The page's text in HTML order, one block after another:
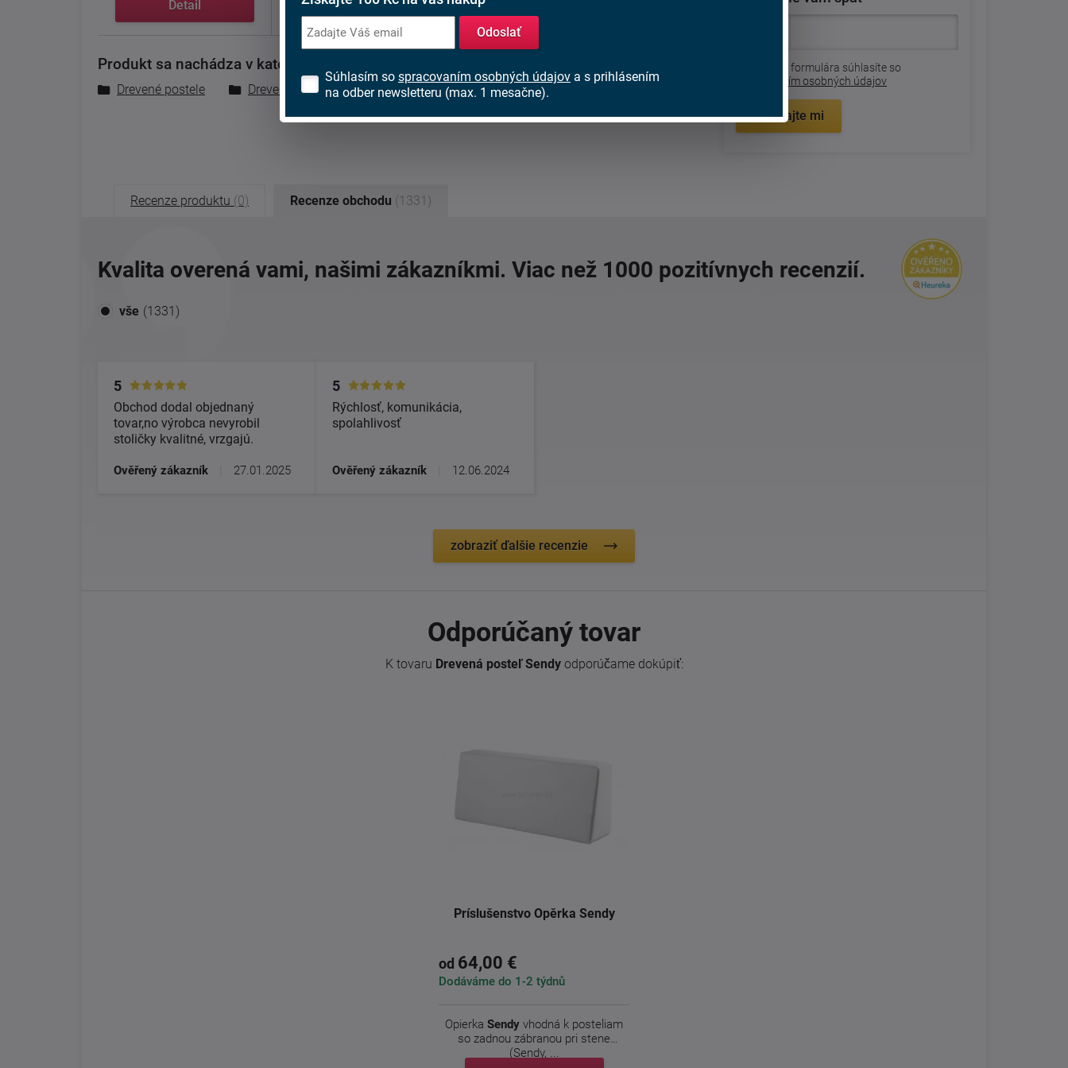
Detail
Detail
Produkt sa nachádza v kategóriách:
Drevené postele Drevené postele Postele z masívu
Odoslaním formulára súhlasíte so
spracovaním osobných údajov
Zavolajte mi
Recenze produktu (0) Recenze obchodu (1331)
Kvalita overená vami, našimi zákazníkmi. Viac než 1000 pozitívnych recenzií.
vše (1331)
5
Obchod dodal objednaný
tovar,no výrobca nevyrobil
stoličky kvalitné, vrzgajú.
Ověřený zákazník 27.01.2025
5
Rýchlosť, komunikácia,
spolahlivosť
Ověřený zákazník 12.06.2024
zobraziť ďalšie recenzie
Odporúčaný tovar
K tovaru Drevená posteľ Sendyodporúčame dokúpiť:
Príslušenstvo Opěrka Sendy
od 64,00 €
Dodáváme do 1-2 týdnů
Opierka Sendy vhodná k posteliam
so zadnou zábranou pri stene
(Sendy, ...
Odoslať
Súhlasím so spracovaním osobných údajov a s prihlásením
na odber newsletteru (max. 1 mesačne).